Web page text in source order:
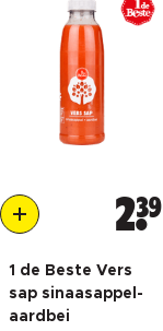
239
1 de Beste Vers
sap sinaasappel-
aardbei